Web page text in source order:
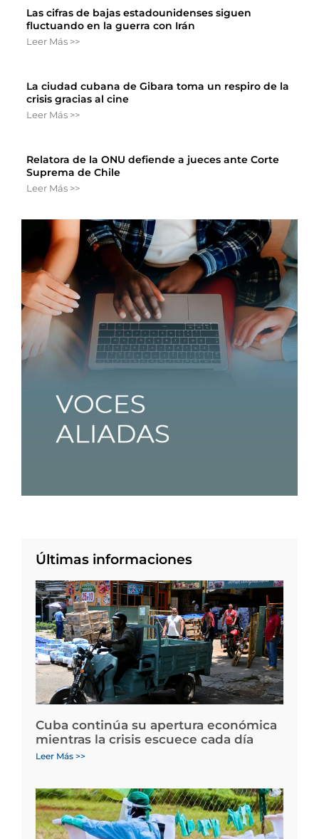
Las cifras de bajas estadounidenses siguen
fluctuando en la guerra con Irán
Leer Más >>
La ciudad cubana de Gibara toma un respiro de la
crisis gracias al cine
Leer Más >>
Relatora de la ONU defiende a jueces ante Corte
Suprema de Chile
Leer Más >>
Últimas informaciones
Cuba continúa su apertura económica
mientras la crisis escuece cada día
Leer Más >>